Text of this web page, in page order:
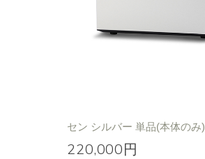
セン シルバー 単品(本体のみ)
220,000円